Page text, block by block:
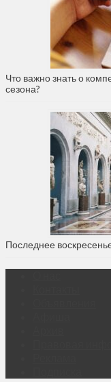
Что важно знать о
сезона?
Последнее